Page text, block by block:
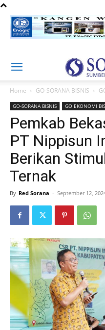
Home GO-SORANA BISNIS
GO-SORANA BISNIS GO EKONOMI
Pemkab
PT Nippisun
Berikan
Ternak
By Red Sorana - September 12,